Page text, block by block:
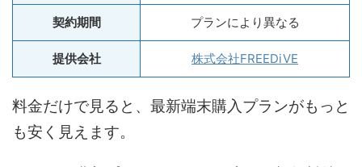
契約期間 プランにより異なる
提供会社 株式会社FREEDiVE
料金だけで見ると、最新端末購入プランがもっと
も安く見えます。